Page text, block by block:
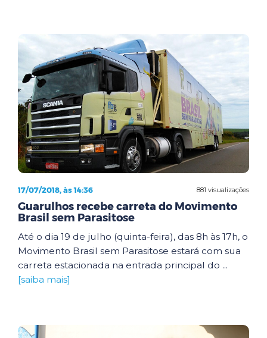
881 visualizações
17/07/2018, às 14:36
Guarulhos recebe carreta do Movimento
Brasil sem Parasitose
Até o dia 19 de julho (quinta-feira), das 8h às 17h, o
Movimento Brasil sem Parasitose estará com sua
carreta estacionada na entrada principal do ...
[saiba mais]